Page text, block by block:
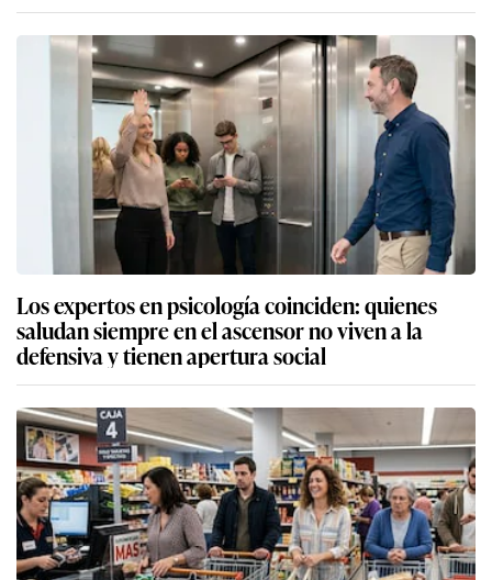
Los expertos en psicología coinciden: quienes
saludan siempre en el ascensor no viven a la
defensiva y tienen apertura social